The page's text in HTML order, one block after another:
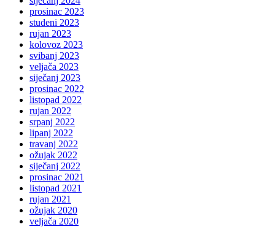
prosinac 2023
studeni 2023
rujan 2023
kolovoz 2023
svibanj 2023
veljača 2023
siječanj 2023
prosinac 2022
listopad 2022
rujan 2022
srpanj 2022
lipanj 2022
travanj 2022
ožujak 2022
siječanj 2022
prosinac 2021
listopad 2021
rujan 2021
ožujak 2020
veljača 2020